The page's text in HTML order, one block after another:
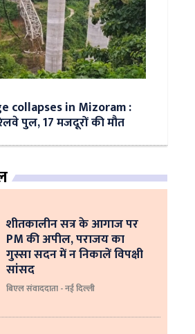
collapses in Mizoram :
पुल, 17 मजदूरों की मौत
शीतकालीन सत्र के आगाज पर
PM की अपील, पराजय का
गुस्सा सदन में न निकालें विपक्षी
सांसद
बिएल संवाददाता - नई दिल्ली